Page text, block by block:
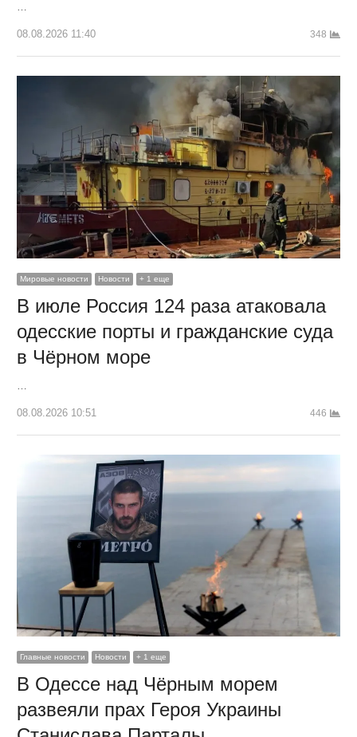
…
08.08.2026 11:40 348
Мировые новости Новости + 1 еще
В июле Россия 124 раза атаковала
одесские порты и гражданские суда
в Чёрном море
08.08.2026 10:51 446
Главные новости Новости + 1 еще
В Одессе над Чёрным морем
развеяли прах Героя Украины